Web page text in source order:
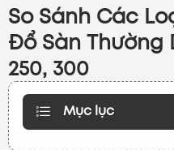
So Sánh Các
Đổ Sàn Thường
250, 300
Mục lục